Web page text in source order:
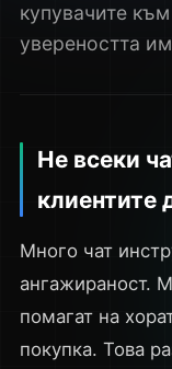
купувачите
увереността
Не всеки
клиентите
Много чат
ангажираност.
помагат на
покупка. Това